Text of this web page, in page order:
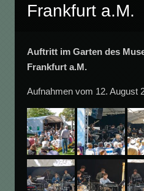
Frankfurt a.M.
Auftritt im Garten des
Frankfurt a.M.
Aufnahmen vom 12. August